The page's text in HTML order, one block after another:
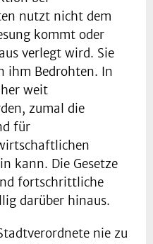
nutzt nicht dem
kommt oder
verlegt wird. Sie
ihm Bedrohten. In
weit
zumal die
für
kann. Die Gesetze
fortschrittliche
darüber hinaus.
nie zu